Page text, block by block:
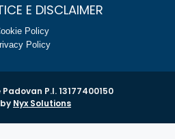
E DISCLAIMER
Policy
Policy
P.I. 13177400150
Nyx Solutions